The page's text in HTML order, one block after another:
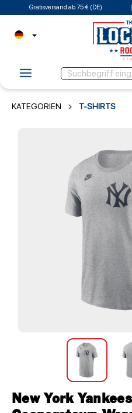
Gratisversand ab 75 € (DE)
KATEGORIEN T-SHIRTS
New York